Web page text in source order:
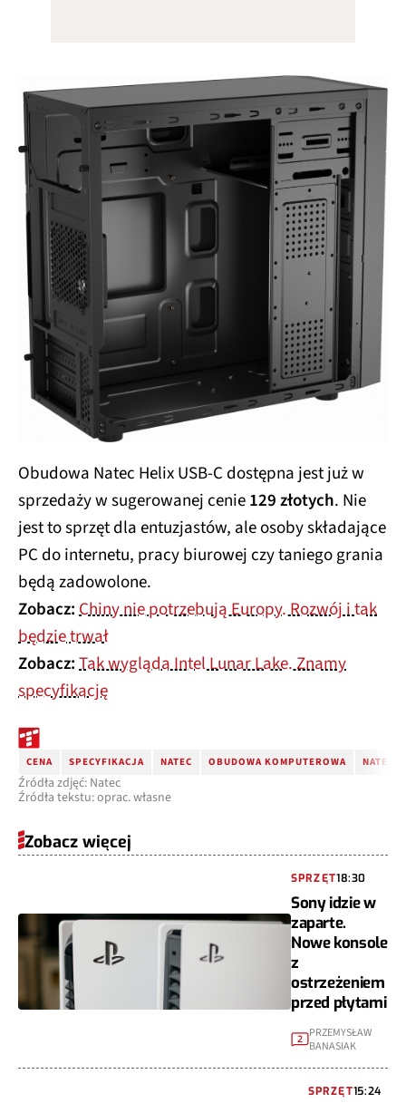
Obudowa Natec Helix USB-C dostępna jest już w
sprzedaży w sugerowanej cenie129 złotych. Nie
jest to sprzęt dla entuzjastów, ale osoby składające
PC do internetu, pracy biurowej czy taniego grania
będą zadowolone.
Zobacz:Chiny nie potrzebują Europy. Rozwój i tak
będzie trwał
Zobacz:Tak wygląda Intel Lunar Lake. Znamy
specyfikację
CENA SPECYFIKACJA NATEC OBUDOWA KOMPUTEROWA NATEC
Źródła zdjęć: Natec
Źródła tekstu: oprac. własne
Zobacz więcej
SPRZĘT18:30
Sony idzie w
zaparte.
Nowe konsole
z
ostrzeżeniem
przed płytami
2 PRZEMYSŁAW
BANASIAK
SPRZĘT15:24